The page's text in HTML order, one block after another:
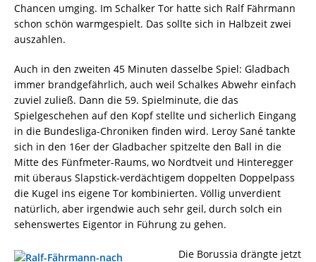
Chancen umging. Im Schalker Tor hatte sich Ralf Fährmann
schon schön warmgespielt. Das sollte sich in Halbzeit zwei
auszahlen.
Auch in den zweiten 45 Minuten dasselbe Spiel: Gladbach
immer brandgefährlich, auch weil Schalkes Abwehr einfach
zuviel zuließ. Dann die 59. Spielminute, die das
Spielgeschehen auf den Kopf stellte und sicherlich Eingang
in die Bundesliga-Chroniken finden wird. Leroy Sané tankte
sich in den 16er der Gladbacher spitzelte den Ball in die
Mitte des Fünfmeter-Raums, wo Nordtveit und Hinteregger
mit überaus Slapstick-verdächtigem doppelten Doppelpass
die Kugel ins eigene Tor kombinierten. Völlig unverdient
natürlich, aber irgendwie auch sehr geil, durch solch ein
sehenswertes Eigentor in Führung zu gehen.
Die Borussia drängte jetzt